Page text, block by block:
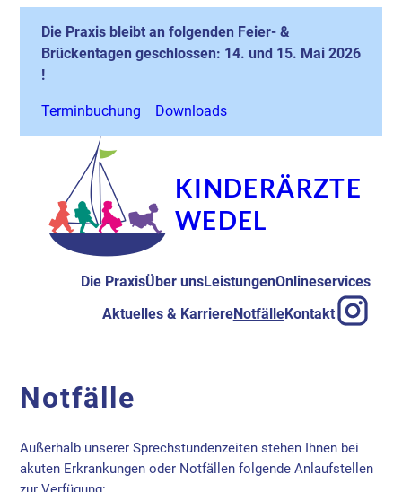
springen
Die Praxis bleibt an folgenden Feier- &
Brückentagen geschlossen: 14. und 15. Mai 2026
!
Terminbuchung Downloads
KINDERÄRZTE
WEDEL
Die PraxisÜber unsLeistungenOnlineservices
Aktuelles & KarriereNotfälleKontakt
Notfälle
Außerhalb unserer Sprechstundenzeiten stehen Ihnen bei
akuten Erkrankungen oder Notfällen folgende Anlaufstellen